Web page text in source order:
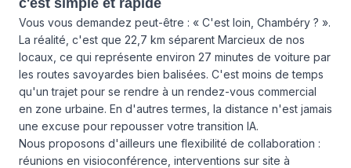
c'est simple et rapide
Vous vous demandez peut-être : « C'est loin, Chambéry ? ».
La réalité, c'est que 22,7 km séparent Marcieux de nos
locaux, ce qui représente environ 27 minutes de voiture par
les routes savoyardes bien balisées. C'est moins de temps
qu'un trajet pour se rendre à un rendez-vous commercial
en zone urbaine. En d'autres termes, la distance n'est jamais
une excuse pour repousser votre transition IA.
Nous proposons d'ailleurs une flexibilité de collaboration :
réunions en visioconférence, interventions sur site à